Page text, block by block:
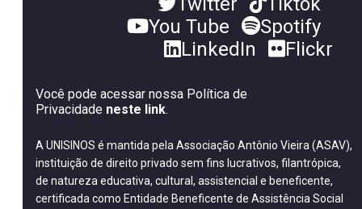
You Tube
Spotify
LinkedIn
Flickr
Você pode acessar nossa Política de
Privacidade neste link.
A UNISINOS é mantida pela Associação Antônio Vieira (ASAV),
instituição de direito privado sem fins lucrativos, filantrópica,
de natureza educativa, cultural, assistencial e beneficente,
certificada como Entidade Beneficente de Assistência Social